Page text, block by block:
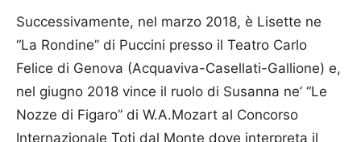
Successivamente, nel marzo 2018, è Lisette ne
“La Rondine” di Puccini presso il Teatro Carlo
Felice di Genova (Acquaviva-Casellati-Gallione) e,
nel giugno 2018 vince il ruolo di Susanna ne’ “Le
Nozze di Figaro” di W.A.Mozart al Concorso
Internazionale Toti dal Monte dove interpreta il